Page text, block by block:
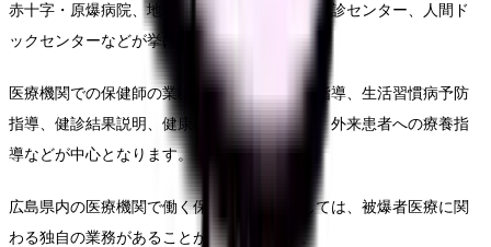
赤十字・原爆病院、地域医療支援病院、企業健診センター、人間ド
ックセンターなどが挙げられます。
医療機関での保健師の業務内容は、特定保健指導、生活習慣病予防
指導、健診結果説明、健康教室の企画・運営、外来患者への療養指
導などが中心となります。
広島県内の医療機関で働く保健師の特徴としては、被爆者医療に関
わる独自の業務があることが挙げられます。